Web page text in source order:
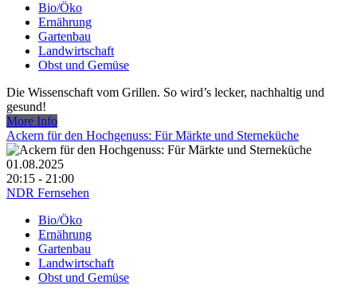
Bio/Öko
Ernährung
Gartenbau
Landwirtschaft
Obst und Gemüse
Die Wissenschaft vom Grillen. So wird’s lecker, nachhaltig und
gesund!
More Info
Ackern für den Hochgenuss: Für Märkte und Sterneküche
01.08.2025
20:15 - 21:00
NDR Fernsehen
Bio/Öko
Ernährung
Gartenbau
Landwirtschaft
Obst und Gemüse